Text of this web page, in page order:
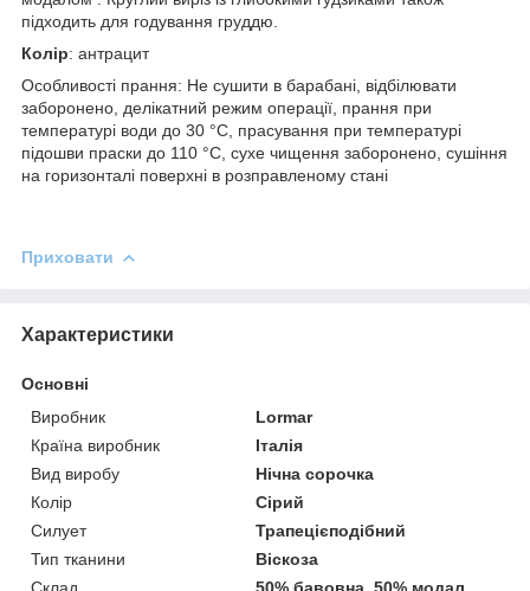
підходить для годування груддю.
Колір: антрацит
Особливості прання: Не сушити в барабані, відбілювати
заборонено, делікатний режим операції, прання при
температурі води до 30 °C, прасування при температурі
підошви праски до 110 °C, сухе чищення заборонено, сушіння
на горизонталі поверхні в розправленому стані
Приховати
Характеристики
Основні
Виробник
Lormar
Країна виробник
Італія
Вид виробу
Нічна сорочка
Колір
Сірий
Силует
Трапецієподібний
Тип тканини
Віскоза
Склад
50% бавовна, 50% модал